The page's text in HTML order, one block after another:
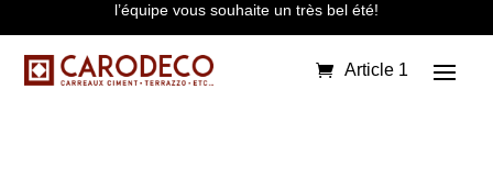
l’équipe vous souhaite un très bel été!
Article 1